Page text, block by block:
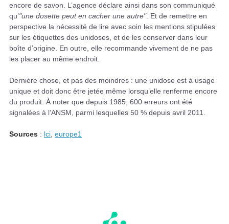
encore de savon. L’agence déclare ainsi dans son communiqué
qu’"une dosette peut en cacher une autre". Et de remettre en
perspective la nécessité de lire avec soin les mentions stipulées
sur les étiquettes des unidoses, et de les conserver dans leur
boîte d’origine. En outre, elle recommande vivement de ne pas
les placer au même endroit.
Dernière chose, et pas des moindres : une unidose est à usage
unique et doit donc être jetée même lorsqu’elle renferme encore
du produit. À noter que depuis 1985, 600 erreurs ont été
signalées à l’ANSM, parmi lesquelles 50 % depuis avril 2011.
Sources : lci europe1